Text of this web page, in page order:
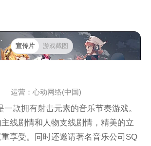
宣传片 游戏截图
运营：心动网络(中国)
一款拥有射击元素的音乐节奏游戏。
线剧情和人物支线剧情，精美的立
享受。同时还邀请著名音乐公司SQ